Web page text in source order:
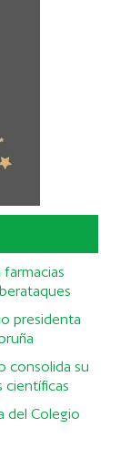
presidenta
consolida su
científicas
del Colegio